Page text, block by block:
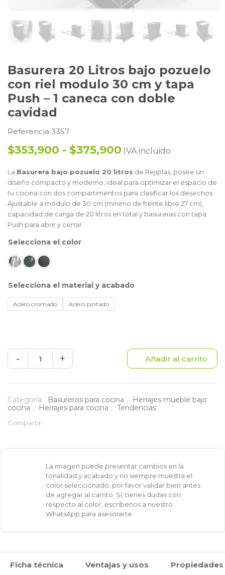
Basurera 20 Litros bajo pozuelo
con riel modulo 30 cm y tapa
Push – 1 caneca con doble
cavidad
Referencia 3357
$353,900 - $375,900 IVA incluido
La Basurera bajo pozuelo 20 litros de Rejiplas, posee un
diseño compacto y moderno, ideal para optimizar el espacio de
tu cocina con dos compartimentos para clasificar los desechos.
Ajustable a módulo de 30 cm (mínimo de frente libre 27 cm),
capacidad de carga de 20 litros en total y basureras con tapa
Push para abrir y cerrar.
color
material y acabado
Acero cromado Acero pintado
-
Basurera
Litros
bajo
riel
modulo
30
y
tapa
+ Añadir al carrito
Categoría: Basureros para cocina ,
Herrajes mueble bajo
cocina , Herrajes para cocina , Tendencias
Compartir:
La imagen puede presentar cambios en la
tonalidad y acabado y no siempre muestra el
color seleccionado, por favor validar bien antes
de agregar al carrito. Sí, tienes dudas con
respecto al color, escríbenos a nuestro
WhatsApp para asesorarte.
Ficha técnica Ventajas y usos Propiedades